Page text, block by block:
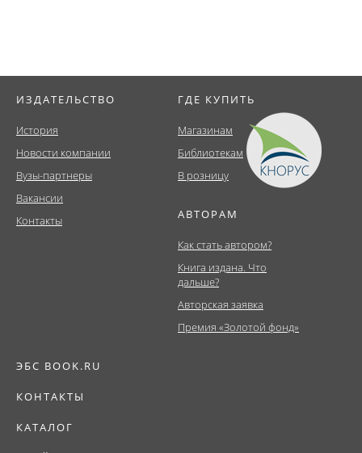
ИЗДАТЕЛЬСТВО
История
Новости компании
Вузы-партнеры
Вакансии
Контакты
ГДЕ КУПИТЬ
Магазинам
Библиотекам
В розницу
АВТОРАМ
Как стать автором?
Книга издана. Что
дальше?
Авторская заявка
Премия «Золотой фонд»
ЭБС BOOK.RU
КОНТАКТЫ
КАТАЛОГ